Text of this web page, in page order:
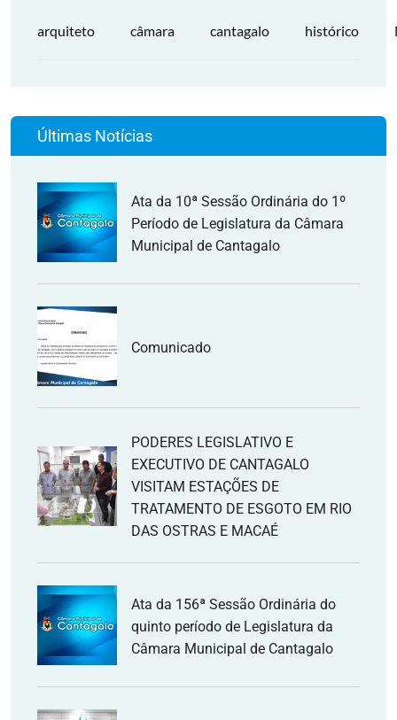
arquiteto câmara cantagalo histórico
Últimas Notícias
Ata da 10ª Sessão Ordinária do 1º
Período de Legislatura da Câmara
Municipal de Cantagalo
Comunicado
PODERES LEGISLATIVO E
EXECUTIVO DE CANTAGALO
VISITAM ESTAÇÕES DE
TRATAMENTO DE ESGOTO EM RIO
DAS OSTRAS E MACAÉ
Ata da 156ª Sessão Ordinária do
quinto período de Legislatura da
Câmara Municipal de Cantagalo